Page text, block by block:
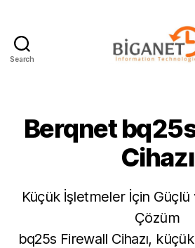
Search
Berqnet
Cihazı
Küçük İşletmeler İçin Güçlü
Çözüm
bq25s Firewall Cihazı,